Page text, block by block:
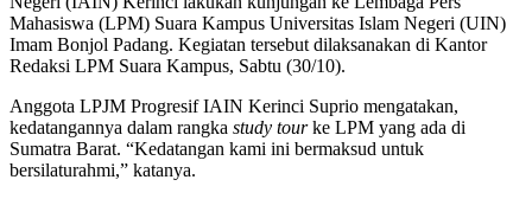
Mahasiswa (LPM) Suara Kampus Universitas Islam Negeri (UIN)
Imam Bonjol Padang. Kegiatan tersebut dilaksanakan di Kantor
Redaksi LPM Suara Kampus, Sabtu (30/10).
Anggota LPJM Progresif IAIN Kerinci Suprio mengatakan,
kedatangannya dalam rangka study tourke LPM yang ada di
Sumatra Barat. “Kedatangan kami ini bermaksud untuk
bersilaturahmi,” katanya.